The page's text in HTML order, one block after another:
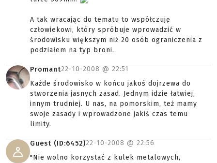
A tak wracając do tematu to współczuję
człowiekowi, który spróbuje wprowadzić w
środowisku większym niż 20 osób ograniczenia z
podziałem na typ broni.
Promant22-10-2008 @ 22:51
Każde środowisko w końcu jakoś dojrzewa do
stworzenia jasnych zasad. Jednym idzie łatwiej,
innym trudniej. U nas, na pomorskim, też mamy
swoje zasady i wprowadzone jakiś czas temu
limity.
Guest (ID:6452)22-10-2008 @ 22:56
"Nie wolno korzystać z kulek metalowych,